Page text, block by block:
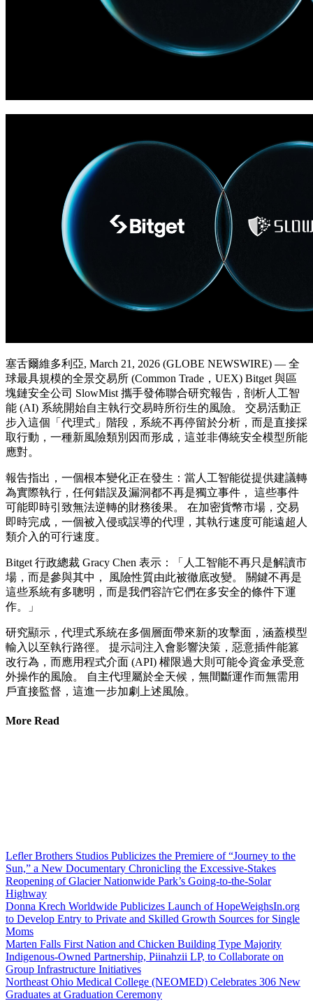
塞舌爾維多利亞, March 21, 2026 (GLOBE NEWSWIRE) — 全
球最具規模的全景交易所 (Common Trade，UEX) Bitget 與區
塊鏈安全公司 SlowMist 攜手發佈聯合研究報告，剖析人工智
能 (AI) 系統開始自主執行交易時所衍生的風險。 交易活動正
步入這個「代理式」階段，系統不再停留於分析，而是直接採
取行動，一種新風險類別因而形成，這並非傳統安全模型所能
應對。
報告指出，一個根本變化正在發生：當人工智能從提供建議轉
為實際執行，任何錯誤及漏洞都不再是獨立事件， 這些事件
可能即時引致無法逆轉的財務後果。 在加密貨幣市場，交易
即時完成，一個被入侵或誤導的代理，其執行速度可能遠超人
類介入的可行速度。
Bitget 行政總裁 Gracy Chen 表示：「人工智能不再只是解讀市
場，而是參與其中， 風險性質由此被徹底改變。 關鍵不再是
這些系統有多聰明，而是我們容許它們在多安全的條件下運
作。」
研究顯示，代理式系統在多個層面帶來新的攻擊面，涵蓋模型
輸入以至執行路徑。 提示詞注入會影響決策，惡意插件能篡
改行為，而應用程式介面 (API) 權限過大則可能令資金承受意
外操作的風險。 自主代理屬於全天候，無間斷運作而無需用
戶直接監督，這進一步加劇上述風險。
More Read
Lefler Brothers Studios Publicizes the Premiere of “Journey to the
Sun,” a New Documentary Chronicling the Excessive-Stakes
Reopening of Glacier Nationwide Park’s Going-to-the-Solar
Highway
Donna Krech Worldwide Publicizes Launch of HopeWeighsIn.org
to Develop Entry to Private and Skilled Growth Sources for Single
Moms
Marten Falls First Nation and Chicken Building Type Majority
Indigenous‑Owned Partnership, Piinahzii LP, to Collaborate on
Group Infrastructure Initiatives
Northeast Ohio Medical College (NEOMED) Celebrates 306 New
Graduates at Graduation Ceremony